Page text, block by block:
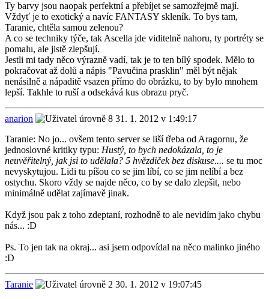
Ty barvy jsou naopak perfektní a přebíjet se samozřejmě mají.
Vždyť je to exotický a navíc FANTASY skleník. To bys tam,
Taranie, chtěla samou zelenou?
A co se techniky týče, tak Ascella jde viditelně nahoru, ty portréty se
pomalu, ale jistě zlepšují.
Jestli mi tady něco výrazně vadí, tak je to ten bílý spodek. Mělo to
pokračovat až dolů a nápis "Pavučina prasklin" měl být nějak
nenásilně a nápaditě vsazen přímo do obrázku, to by bylo mnohem
lepší. Takhle to ruší a odsekává kus obrazu pryč.
anarion
31. 1. 2012 v 1:49:17
Taranie: No jo... ovšem tento server se liší třeba od Aragornu, že
jednoslovné kritiky typu: Hustý, to bych nedokázala, to je
neuvěřitelný, jak jsi to udělala? 5 hvězdiček bez diskuse.... se tu moc
nevyskytujou. Lidi tu píšou co se jim líbí, co se jim nelíbí a bez
ostychu. Skoro vždy se najde něco, co by se dalo zlepšit, nebo
minimálně udělat zajímavě jinak.
Když jsou pak z toho zdeptaní, rozhodně to ale nevidím jako chybu
nás... :D
Ps. To jen tak na okraj... asi jsem odpovídal na něco malinko jiného
:D
Taranie
30. 1. 2012 v 19:07:45